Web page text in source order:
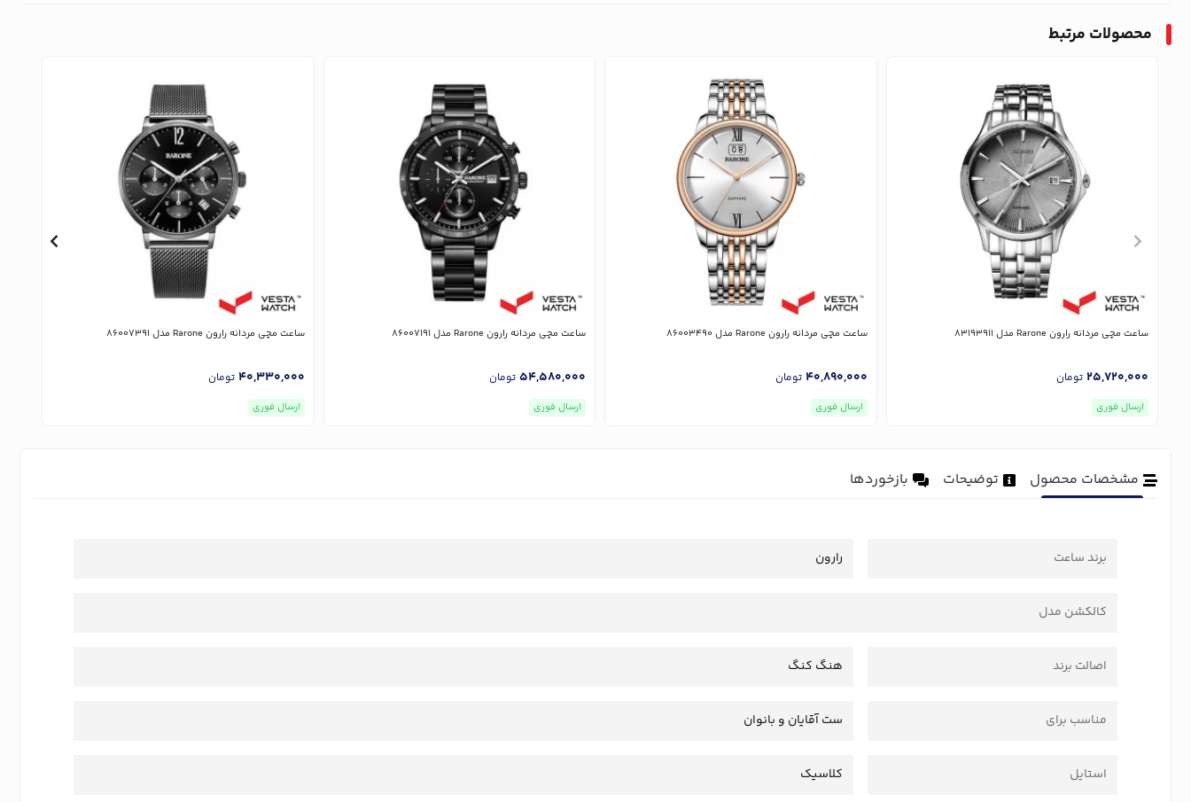
محصولات مرتبط
ساعت مچی مردانه رارون Rarone مدل 83193911
25,720,000 تومان
ارسال فوری
ساعت مچی مردانه رارون Rarone مدل 86003490
40,890,000 تومان
ارسال فوری
ساعت مچی مردانه رارون Rarone مدل 86007191
54,580,000 تومان
ارسال فوری
ساعت مچی مردانه رارون Rarone مدل 86007391
40,330,000 تومان
ارسال فوری
مشخصات محصول توضیحات بازخوردها
برند ساعت رارون
کالکشن مدل
اصالت برند هنگ کنگ
مناسب برای ست آقایان و بانوان
استایل کلاسیک